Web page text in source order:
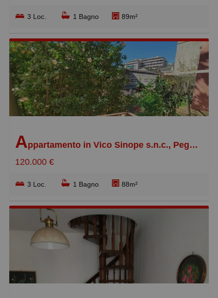
3 Loc. 1 Bagno 89m²
Appartamento in Vico Sinope s.n.c., Pegli Centro
120.000 €
3 Loc. 1 Bagno 88m²